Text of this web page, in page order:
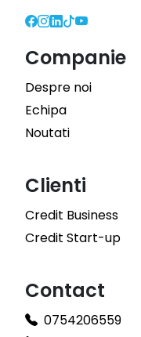
Companie
Despre noi
Echipa
Noutati
Clienti
Credit Business
Credit Start-up
Contact
0754206559